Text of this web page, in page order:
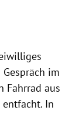
im
Fahrrad aus
entfacht. In